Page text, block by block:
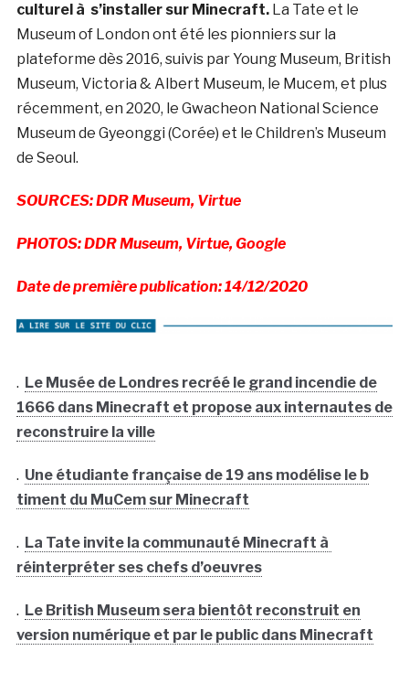
culturel à s’installer sur Minecraft.La Tate et le
Museum of London ont été les pionniers sur la
plateforme dès 2016, suivis par Young Museum, British
Museum, Victoria & Albert Museum, le Mucem, et plus
récemment, en 2020, le Gwacheon National Science
Museum de Gyeonggi (Corée) et le Children’s Museum
de Seoul.
SOURCES: DDR Museum, Virtue
PHOTOS: DDR Museum, Virtue, Google
Date de première publication: 14/12/2020
. Le Musée de Londres recréé le grand incendie de
1666 dans Minecraft et propose aux internautes de
reconstruire la ville
. Une étudiante française de 19 ans modélise le b
timent du MuCem sur Minecraft
. La Tate invite la communauté Minecraft à
réinterpréter ses chefs d’oeuvres
. Le British Museum sera bientôt reconstruit en
version numérique et par le public dans Minecraft